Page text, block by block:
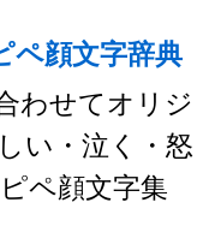
ペ顔文字辞典
わせてオリジ
い・泣く・怒
ペ顔文字集